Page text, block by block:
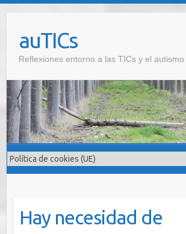
auTICs
Reflexiones entorno a las TICs y el autismo
Hay necesidad de